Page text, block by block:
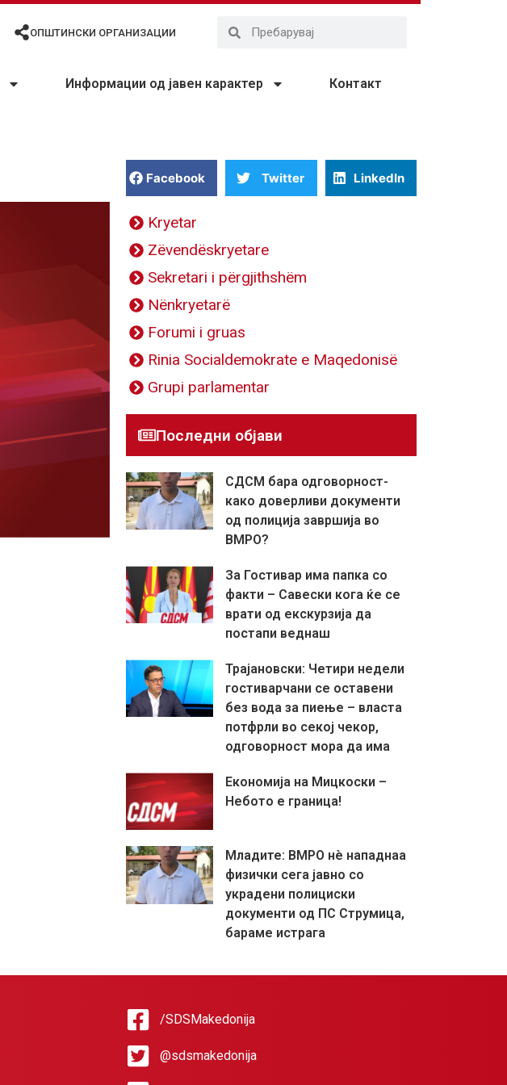
ОПШТИНСКИ ОРГАНИЗАЦИИ
Информации од јавен карактер Контакт
Facebook Twitter LinkedIn
Kryetar
Zëvendëskryetare
Sekretari i përgjithshëm
Nënkryetarë
Forumi i gruas
Rinia Socialdemokrate e Maqedonisë
Grupi parlamentar
Последни објави
СДСМ бара одговорност-
како доверливи документи
од полиција завршија во
ВМРО?
За Гостивар има папка со
факти – Савески кога ќе се
врати од екскурзија да
постапи веднаш
Трајановски: Четири недели
гостиварчани се оставени
без вода за пиење – власта
потфрли во секој чекор,
одговорност мора да има
Економија на Мицкоски –
Небото е граница!
Младите: ВМРО нè нападнаа
физички сега јавно со
украдени полициски
документи од ПС Струмица,
бараме истрага
/SDSMakedonija
@sdsmakedonija